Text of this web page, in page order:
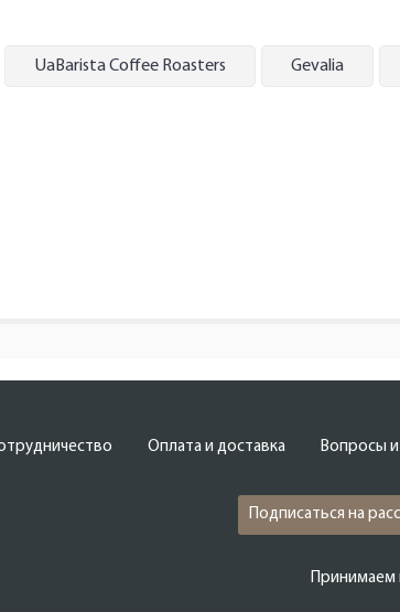
UaBarista Coffee Roasters Gevalia
Оплата и доставка Вопросы
Подписаться на
Принимаем